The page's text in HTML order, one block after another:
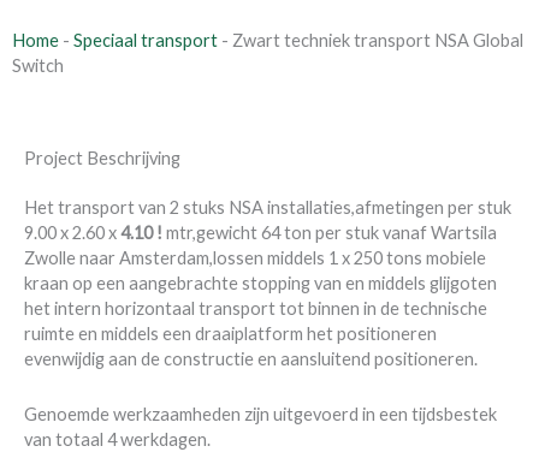
Home - Speciaal transport - Zwart techniek transport NSA Global
Switch
Project Beschrijving
Het transport van 2 stuks NSA installaties,afmetingen per stuk
9.00 x 2.60 x4.10 ! mtr,gewicht 64 ton per stuk vanaf Wartsila
Zwolle naar Amsterdam,lossen middels 1 x 250 tons mobiele
kraan op een aangebrachte stopping van en middels glijgoten
het intern horizontaal transport tot binnen in de technische
ruimte en middels een draaiplatform het positioneren
evenwijdig aan de constructie en aansluitend positioneren.
Genoemde werkzaamheden zijn uitgevoerd in een tijdsbestek
van totaal 4 werkdagen.